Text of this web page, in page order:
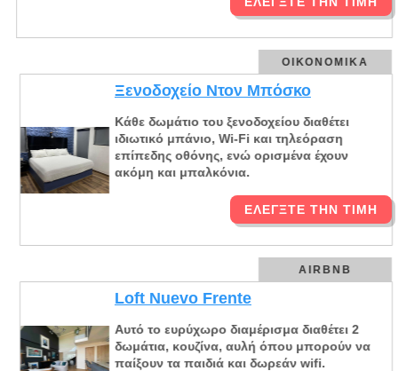
ΟΙΚΟΝΟΜΙΚΆ
Ξενοδοχείο Ντον Μπόσκο
Κάθε δωμάτιο του ξενοδοχείου διαθέτει
ιδιωτικό μπάνιο, Wi-Fi και τηλεόραση
επίπεδης οθόνης, ενώ ορισμένα έχουν
ακόμη και μπαλκόνια.
ΕΛΈΓΞΤΕ ΤΗΝ ΤΙΜΉ
AIRBNB
Loft Nuevo Frente
Αυτό το ευρύχωρο διαμέρισμα διαθέτει 2
δωμάτια, κουζίνα, αυλή όπου μπορούν να
παίξουν τα παιδιά και δωρεάν wifi.